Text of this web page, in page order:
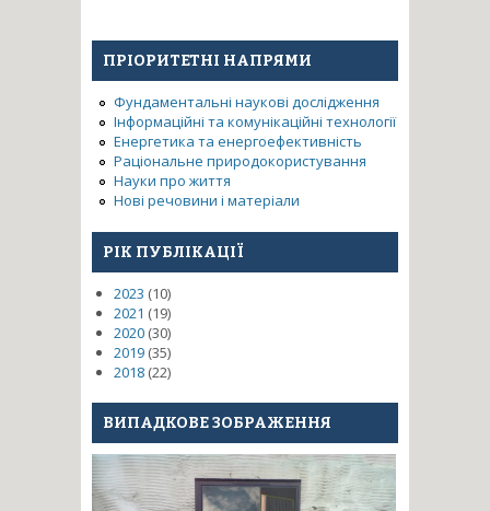
ПРІОРИТЕТНІ НАПРЯМИ
Фундаментальні наукові дослідження
Інформаційні та комунікаційні технології
Енергетика та енергоефективність
Раціональне природокористування
Науки про життя
Нові речовини і матеріали
РІК ПУБЛІКАЦІЇ
2023 (10)
2021 (19)
2020 (30)
2019 (35)
2018 (22)
ВИПАДКОВЕ ЗОБРАЖЕННЯ